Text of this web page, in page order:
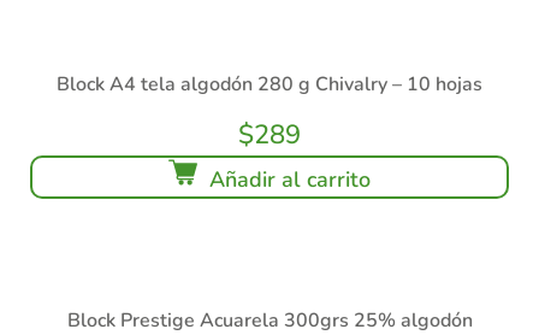
Block A4 tela algodón 280 g Chivalry – 10 hojas
$289
Añadir al carrito
Block Prestige Acuarela 300grs 25% algodón